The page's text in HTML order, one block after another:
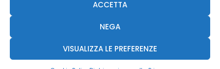
ACCETTA
NEGA
VISUALIZZA LE PREFERENZE
R.S. Trib. MI N. 69935-2092-845 - Cap. Soc. € 468.000 -
Diavolina |Consulente Web Marketing